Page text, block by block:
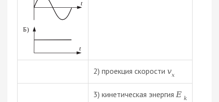
2) проекция скорости vx
3) кинетическая энергия E k